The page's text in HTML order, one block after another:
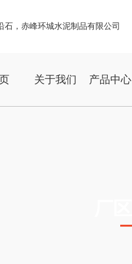
关于我们 产品中心